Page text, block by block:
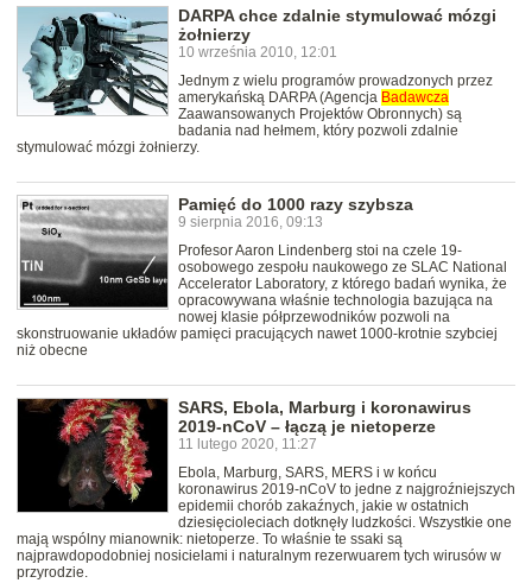
DARPA chce zdalnie stymulować mózgi
żołnierzy
10 września 2010, 12:01
Jednym z wielu programów prowadzonych przez
amerykańską DARPA (Agencja Badawcza
Zaawansowanych Projektów Obronnych) są
badania nad hełmem, który pozwoli zdalnie
stymulować mózgi żołnierzy.
Pamięć do 1000 razy szybsza
9 sierpnia 2016, 09:13
Profesor Aaron Lindenberg stoi na czele 19-
osobowego zespołu naukowego ze SLAC National
Accelerator Laboratory, z którego badań wynika, że
opracowywana właśnie technologia bazująca na
nowej klasie półprzewodników pozwoli na
skonstruowanie układów pamięci pracujących nawet 1000-krotnie szybciej
niż obecne
SARS, Ebola, Marburg i koronawirus
2019-nCoV – łączą je nietoperze
11 lutego 2020, 11:27
Ebola, Marburg, SARS, MERS i w końcu
koronawirus 2019-nCoV to jedne z najgroźniejszych
epidemii chorób zakaźnych, jakie w ostatnich
dziesięcioleciach dotknęły ludzkości. Wszystkie one
mają wspólny mianownik: nietoperze. To właśnie te ssaki są
najprawdopodobniej nosicielami i naturalnym rezerwuarem tych wirusów w
przyrodzie.